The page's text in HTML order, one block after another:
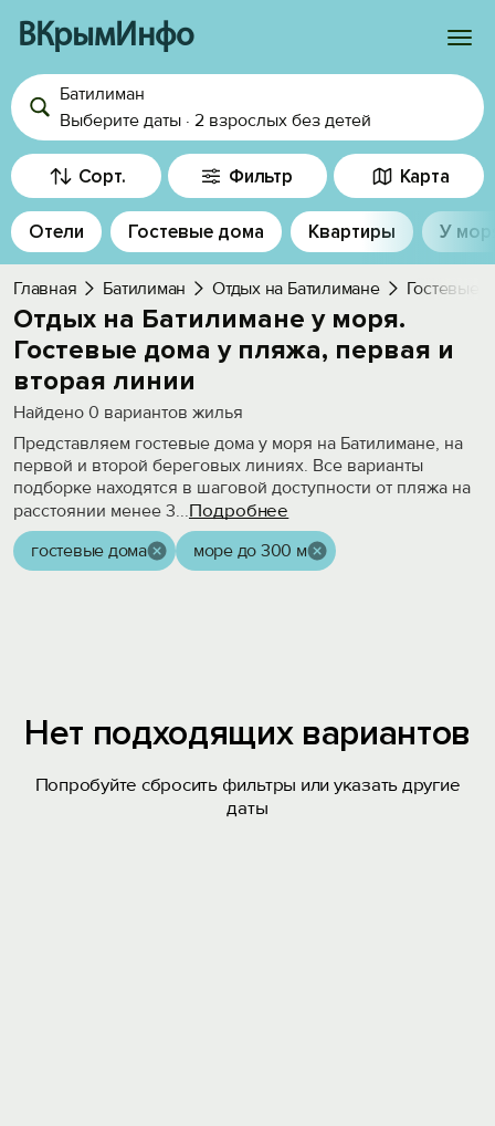
ВКрымИнфо
Войти
Избранное
История просмотра
Добавить свой объект
Батилиман
Выберите даты · 2 взрослых без детей
Сорт. Фильтр Карта
Отели Гостевые дома Квартиры У
Главная Батилиман Отдых на Батилимане Гостевые
Отдых на Батилимане у моря.
Гостевые дома у пляжа, первая и
вторая линии
Найдено 0 вариантов жилья
Представляем гостевые дома у моря на Батилимане, на
первой и второй береговых линиях. Все варианты
подборке находятся в шаговой доступности от пляжа на
расстоянии менее 3...Подробнее
гостевые дома море до 300 м
Нет подходящих вариантов
Попробуйте сбросить фильтры или указать другие
даты